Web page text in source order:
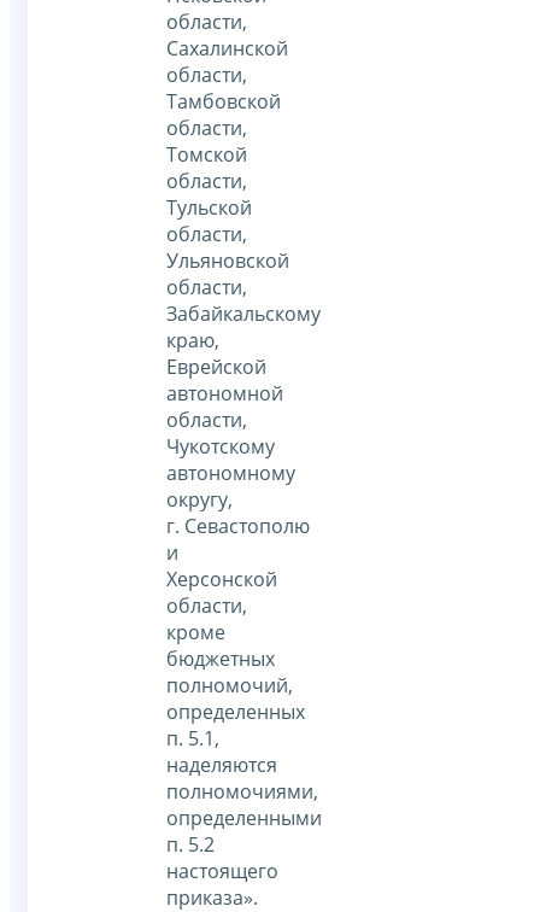
области,
Сахалинской
области,
Тамбовской
области,
Томской
области,
Тульской
области,
Ульяновской
области,
Забайкальскому
краю,
Еврейской
автономной
области,
Чукотскому
автономному
округу,
г. Севастополю
и
Херсонской
области,
кроме
бюджетных
полномочий,
определенных
п. 5.1,
наделяются
полномочиями,
определенными
п. 5.2
настоящего
приказа».